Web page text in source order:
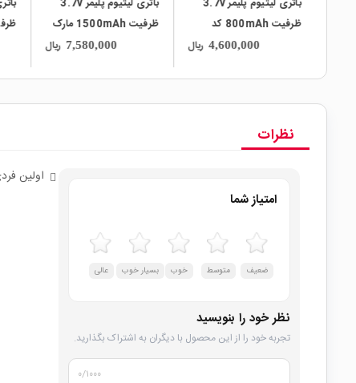
ظرفیت 1500mAh مارک
7,580,000 ریال
ظرفیت 200mAh کد
2,060,000 ریال
نظرات
امتیاز شما
ضعیف متوسط خوب بسیار خوب عالی
نظر خود را بنویسید
تجربه خود را از این محصول با دیگران به اشتراک بگذارید.
۰/۱۰۰۰
اولین